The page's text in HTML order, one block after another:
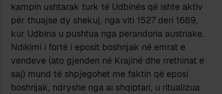
kampin ushtarak turk të Udbinës që ishte aktiv
për thuajse dy shekuj, nga viti 1527 deri 1689,
kur Udbina u pushtua nga perandoria austriake.
Ndikimi i fortë i eposit boshnjak në emrat e
vendeve (ato gjenden në Krajinë dhe rrethinat e
saj) mund të shpjegohet me faktin që eposi
boshnjak, ndryshe nga ai shqiptari, u ritualizua